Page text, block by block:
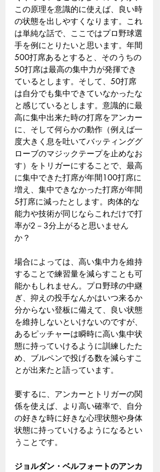
この原理を意識的に使えば、良い時
の状態を出しやすくなります。これ
は単純な話で、ここではプロ野球選
手を例にとりたいと思います。年間
500打席あるとすると、そのうちの
50打席は最高の集中力が発揮でき
ているとします。そして、50打席
は自分でも集中できていなかったな
と感じているとします。意識的に最
高に集中出来た時の打席をアンカー
に、そして何らかの動作（例えば一
度大きく息を吐いてバッティンググ
ローブのマジックテープを止めなお
す）をトリガーにすることで、最高
に集中できた打席が年間100打席に
増え、集中できなかった打席が年間
5打席に減ったとします。肉体的な
能力や技術が同じならこれだけで打
率が2－3分上がると思いません
か？
場合によっては、高い集中力を維持
することで練習量を減らすことも可
能かもしれません。プロ野球の中継
ぎ、抑えの投手なんかはいつ来るか
分からない登板に備えて、良い状態
を維持しないといけないのですが、
あるピッチャーは瞬時に高い集中状
態に持っていけるように訓練したた
め、ブルペンで投げる数を減らすこ
とが出来たと語っています。
要するに、アンカーとトリガーの関
係を使えば、より高い確率で、自分
の好きな時に好きな心理状態や身体
状態に持っていけるようになるとい
うことです。
ジョルダン・ベルフォートのアンカ